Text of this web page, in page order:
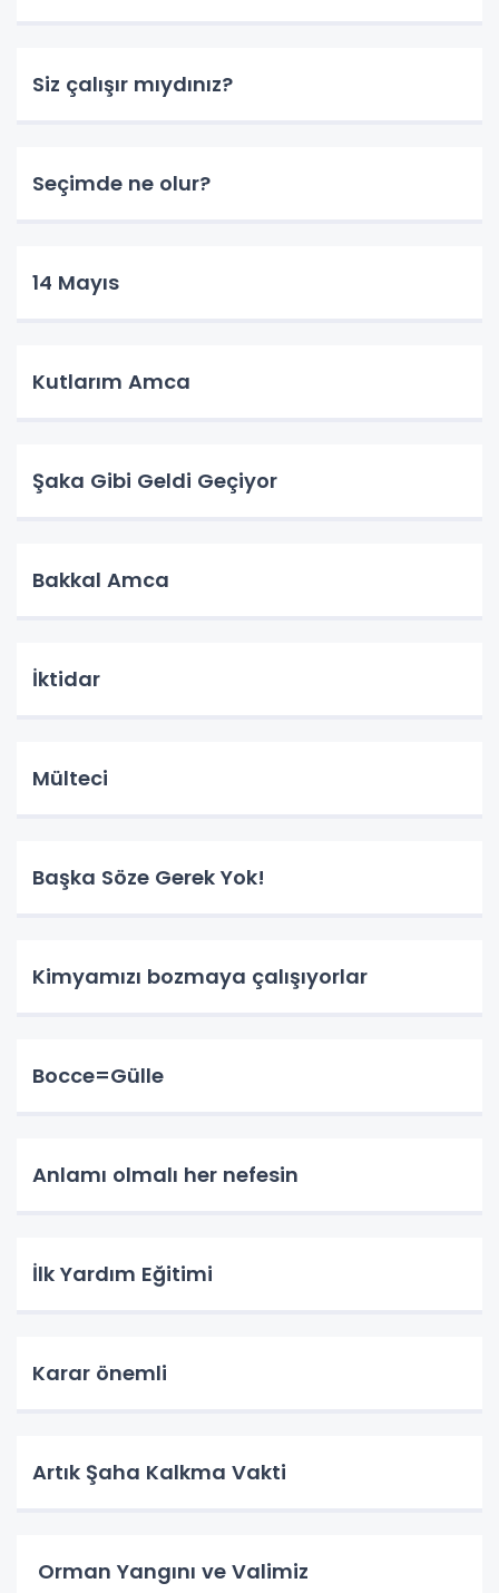
Siz çalışır mıydınız?
Seçimde ne olur?
14 Mayıs
Kutlarım Amca
Şaka Gibi Geldi Geçiyor
Bakkal Amca
İktidar
Mülteci
Başka Söze Gerek Yok!
Kimyamızı bozmaya çalışıyorlar
Bocce=Gülle
Anlamı olmalı her nefesin
İlk Yardım Eğitimi
Karar önemli
Artık Şaha Kalkma Vakti
Orman Yangını ve Valimiz